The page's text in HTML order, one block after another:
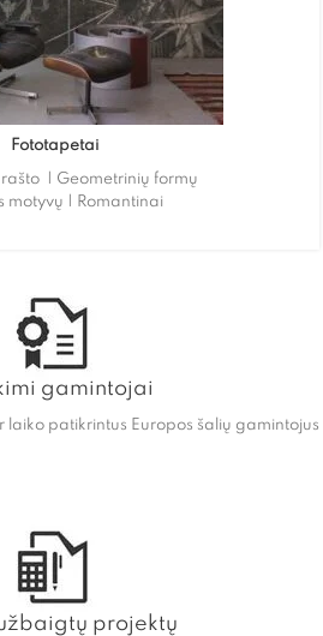
Fototapetai
rašto | Geometrinių formų
motyvų | Romantinai
gamintojai
laiko patikrintus Europos šalių gamintojus
projektų